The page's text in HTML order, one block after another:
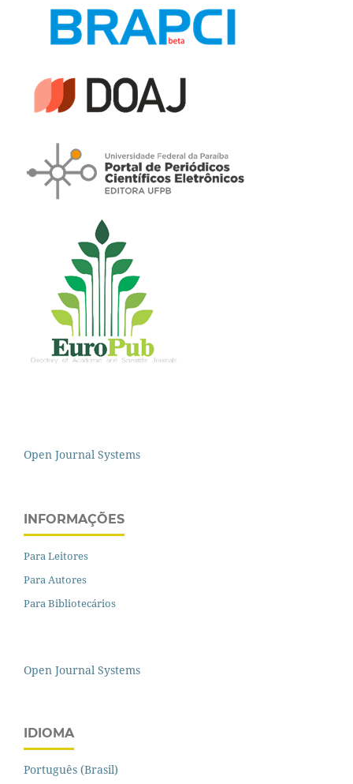
Open Journal Systems
INFORMAÇÕES
Para Leitores
Para Autores
Para Bibliotecários
Open Journal Systems
IDIOMA
Português (Brasil)